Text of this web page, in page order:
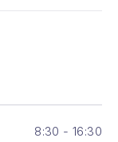
8:30 - 16:30